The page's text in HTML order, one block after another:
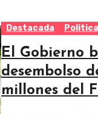
Destacada Politica
El Gobierno
desembolso
millones del